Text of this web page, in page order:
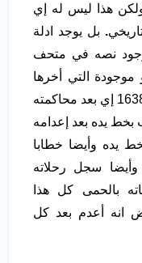
هذا ليس له إي
. بل يوجد ادلة
نصه في متحف
موجودة التي أخرها
عليها بخط يده مكتوب انه كتبه سنة 1638 إي بعد محاكمته
يده بعد إعدامه
يده وأيضا خطابا
وأيضا سجل رحلاته
بالحمى كل هذا
انه أعدم بعد كل